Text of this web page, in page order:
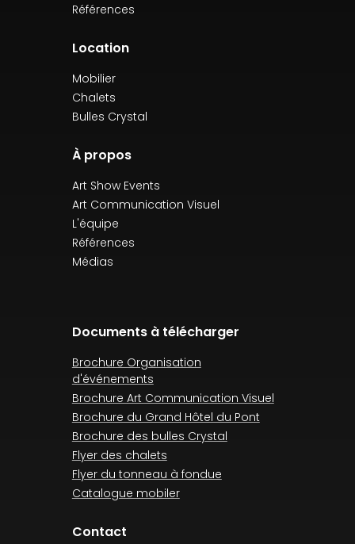
Références
Location
Mobilier
Chalets
Bulles Crystal
À propos
Art Show Events
Art Communication Visuel
L'équipe
Références
Médias
Documents à télécharger
Brochure Organisation
d'événements
Brochure Art Communication Visuel
Brochure du Grand Hôtel du Pont
Brochure des bulles Crystal
Flyer des chalets
Flyer du tonneau à fondue
Catalogue mobiler
Contact